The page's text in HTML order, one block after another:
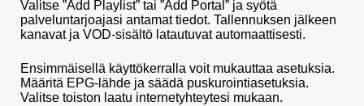
Valitse ”Add Playlist” tai ”Add Portal” ja syötä
palveluntarjoajasi antamat tiedot. Tallennuksen jälkeen
kanavat ja VOD-sisältö latautuvat automaattisesti.
Ensimmäisellä käyttökerralla voit mukauttaa asetuksia.
Määritä EPG-lähde ja säädä puskurointiasetuksia.
Valitse toiston laatu internetyhteytesi mukaan.